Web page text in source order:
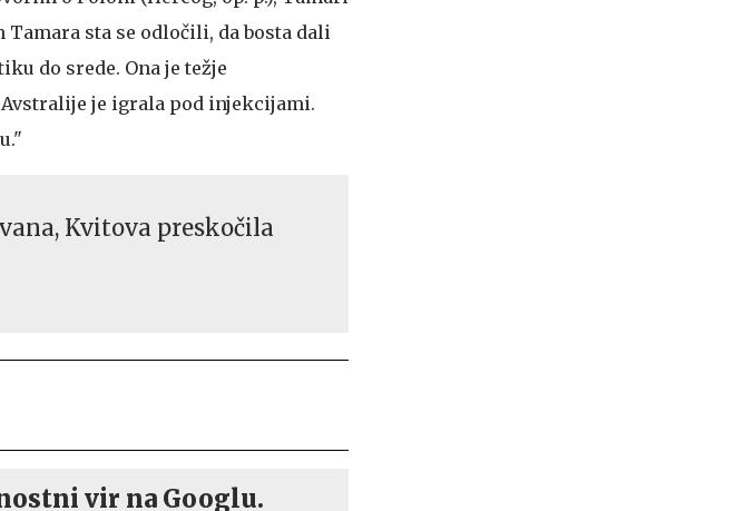
Tamara sta se odločili, da bosta dali
do srede. Ona je težje
Avstralije je igrala pod injekcijami.
Kvitova preskočila
vir na Googlu.